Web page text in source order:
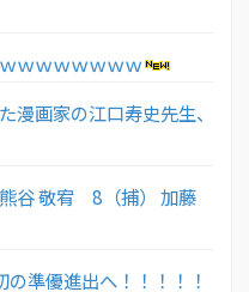
ｗｗｗｗｗｗｗ
漫画家の江口寿史先生、
熊谷 敬宥 8（捕） 加藤
準優進出へ！！！！！